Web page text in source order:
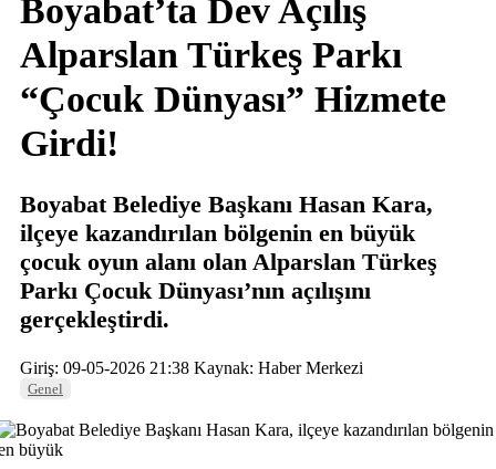
Boyabat’ta Dev Açılış
Alparslan Türkeş Parkı
“Çocuk Dünyası” Hizmete
Girdi!
Boyabat Belediye Başkanı Hasan Kara,
ilçeye kazandırılan bölgenin en büyük
çocuk oyun alanı olan Alparslan Türkeş
Parkı Çocuk Dünyası’nın açılışını
gerçekleştirdi.
Giriş: 09-05-2026 21:38 Kaynak: Haber Merkezi
Genel